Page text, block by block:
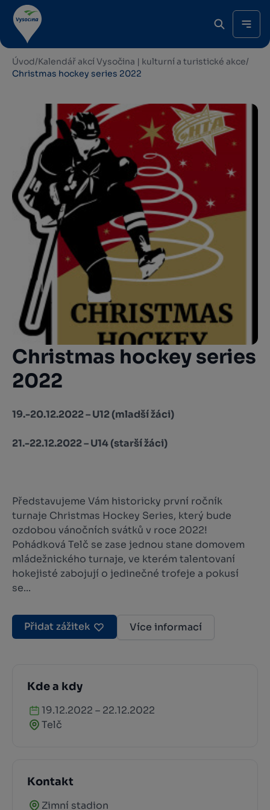
Úvod/Kalendář akcí Vysočina | kulturní a turistické akce/
Christmas hockey series 2022
Christmas hockey series
2022
19.-20.12.2022 – U12 (mladší žáci)
21.-22.12.2022 – U14 (starší žáci)
Představujeme Vám historicky první ročník
turnaje Christmas Hockey Series, který bude
ozdobou vánočních svátků v roce 2022!
Pohádková Telč se zase jednou stane domovem
mládežnického turnaje, ve kterém talentovaní
hokejisté zabojují o jedinečné trofeje a pokusí
se...
Přidat zážitek Více informací
Kde a kdy
19.12.2022 – 22.12.2022
Telč
Kontakt
Zimní stadion